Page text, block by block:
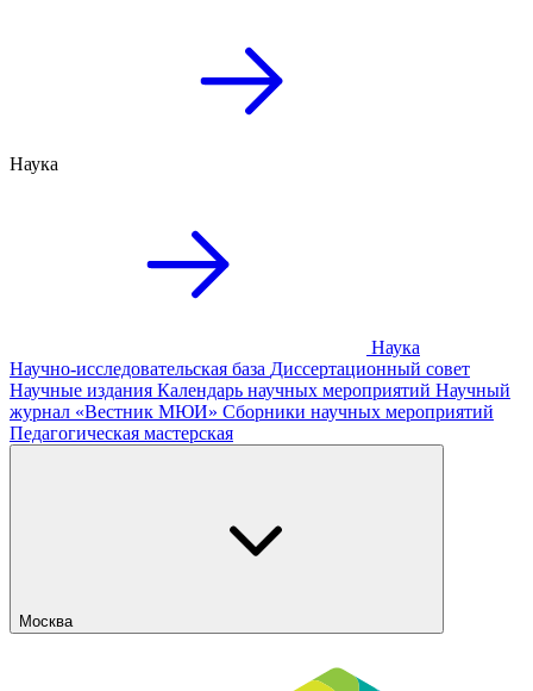
Наука
Наука
Научно-исследовательская база Диссертационный совет
Научные издания Календарь научных мероприятий Научный
журнал «Вестник МЮИ» Сборники научных мероприятий
Педагогическая мастерская
Москва